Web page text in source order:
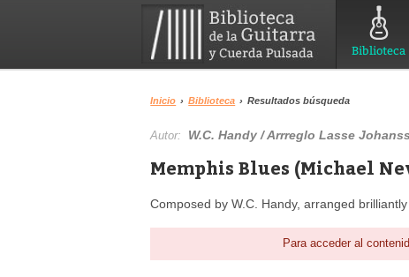
Biblioteca
Inicio › Biblioteca › Resultados búsqueda
Autor: W.C. Handy / Arrreglo Lasse
Memphis Blues (Michael
Composed by W.C. Handy, arranged
Para acceder al